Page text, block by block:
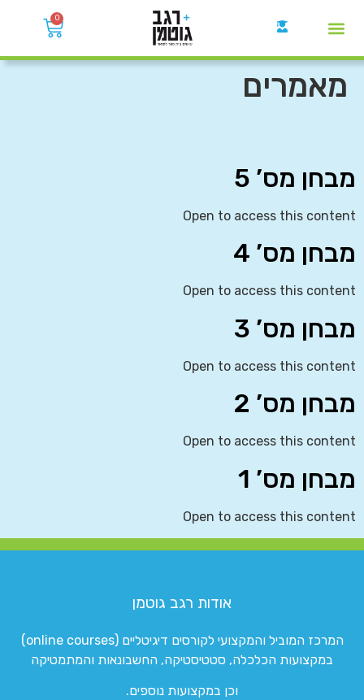
0
מאמרים
מבחן מס’ 5
Open to access this content
מבחן מס’ 4
Open to access this content
מבחן מס’ 3
Open to access this content
מבחן מס’ 2
Open to access this content
מבחן מס’ 1
Open to access this content
אודות רגב גוטמן
המרכז המוביל והמקצועי לקורסים דיגיטליים (online courses)
במקצועות הכלכלה, סטטיסטיקה, החשבונאות והמתמטיקה
וכן במקצועות נוספים.